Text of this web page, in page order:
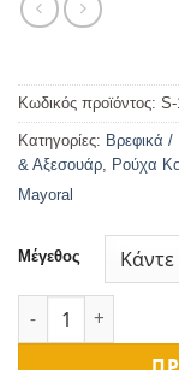
Κωδικός προϊόντος:
Κατηγορίες: Βρεφικά /
& Αξεσουάρ
Ρούχα
Mayoral
Μέγεθος